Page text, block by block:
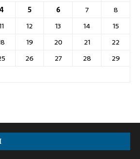
4 5 6 7
8
12 13 14
15
19 20 21
22
26 27 28
29